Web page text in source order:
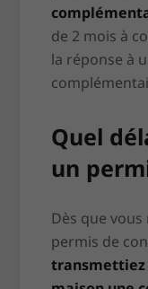
de 2 mois à
la réponse à
Quel
un
Dès que vous
permis de
transmettiez